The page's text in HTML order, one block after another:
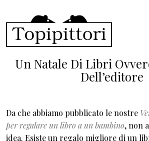
Un Natale Di Libri
Dell’editore
Da che abbiamo pubblicato le nostre
per regalare un libro a un bambino, non
idea. Esiste un regalo migliore di un